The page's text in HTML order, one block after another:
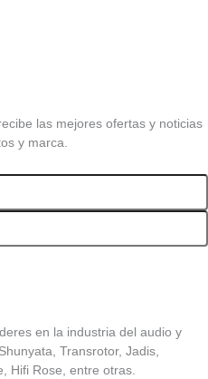
las mejores ofertas y noticias
y marca.
en la industria del audio y
Transrotor, Jadis,
Hifi Rose, entre otras.